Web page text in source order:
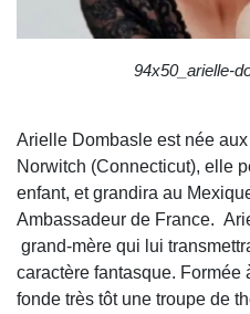
94x50_arielle-
Arielle Dombasle est née
Norwitch (Connecticut), elle
enfant, et grandira au
Ambassadeur de France.
grand-mère qui lui
caractère fantasque.
fonde très tôt une troupe de